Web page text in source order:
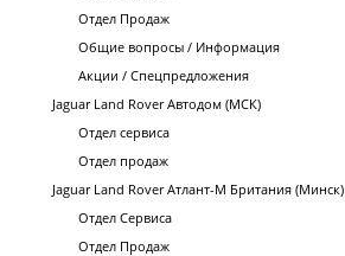
Отдел Продаж
Общие вопросы / Информация
Акции / Спецпредложения
Jaguar Land Rover Автодом (МСК)
Отдел сервиса
Отдел продаж
Jaguar Land Rover Атлант-М Британия (Минск)
Отдел Сервиса
Отдел Продаж